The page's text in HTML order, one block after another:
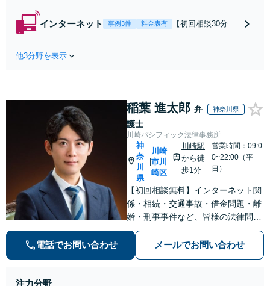
れたら、サインす
負担を軽減「弁護
士の交渉で慰謝料
交渉も対応可」
【完全個室対応】
インターネット 事例3件 料金表有
【初回相談30分無
報開示請求をおこ
お店の風評被害対
防止のために尽
力」加害者側の対
応可：開示請求の
意見照会が来たと
者との示談交渉
他3分野を表示
稲葉 進太郎 弁
護士
神奈川県
川崎パシフィック法律事務所
神
奈
川
県
|
川崎
市川
崎区
川崎駅
から徒
歩1分
営業時間：09:0
0~22:00（平
日）
【初回相談無料】インターネット関
係・相続・交通事故・借金問題・離
婚・刑事事件など、皆様の法律問題
を解決すべく、親身になって取り組
みます。クチコミ・リピーターの方
も多数。お気軽にお問い合わせ下さ
電話でお問い合わせ メールでお問い合わせ
注力分野